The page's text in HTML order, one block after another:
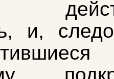
и,